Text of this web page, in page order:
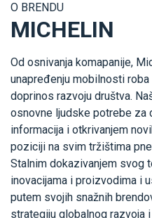
O BRENDU
MICHELIN
Od osnivanja komapanije,
unapređenju mobilnosti
doprinos razvoju društva.
osnovne ljudske potrebe za
informacija i otkrivanjem
poziciji na svim tržištima
Stalnim dokazivanjem svog
inovacijama i proizvodima i
putem svojih snažnih
strategiju globalnog razvoja